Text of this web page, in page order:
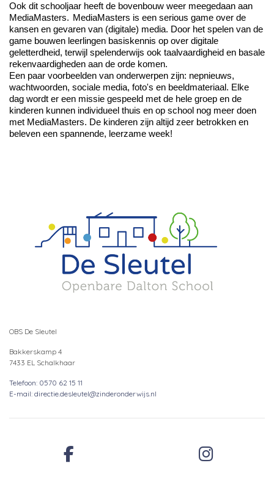
Ook dit schooljaar heeft de bovenbouw weer meegedaan aan
MediaMasters. MediaMasters is een serious game over de
kansen en gevaren van (digitale) media. Door het spelen van de
game bouwen leerlingen basiskennis op over digitale
geletterdheid, terwijl spelenderwijs ook taalvaardigheid en basale
rekenvaardigheden aan de orde komen.
Een paar voorbeelden van onderwerpen zijn: nepnieuws,
wachtwoorden, sociale media, foto's en beeldmateriaal. Elke
dag wordt er een missie gespeeld met de hele groep en de
kinderen kunnen individueel thuis en op school nog meer doen
met MediaMasters. De kinderen zijn altijd zeer betrokken en
beleven een spannende, leerzame week!
OBS De Sleutel
Bakkerskamp 4
7433 EL Schalkhaar
Telefoon: 0570 62 15 11
E-mail: directie.desleutel@zinderonderwijs.nl